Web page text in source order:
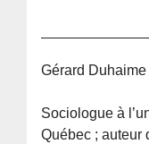
Gérard Duhaime
Sociologue à
Québec ; auteur